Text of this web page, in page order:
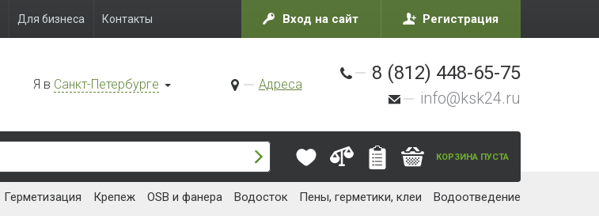
Для бизнеса Контакты Вход на сайт Регистрация
Я в Санкт-Петербурге Адреса
8 (812) 448-65-75
info@ksk24.ru
КОРЗИНА ПУСТА
Герметизация Крепеж OSB и фанера Водосток Пены, герметики, клеи Водоотведение